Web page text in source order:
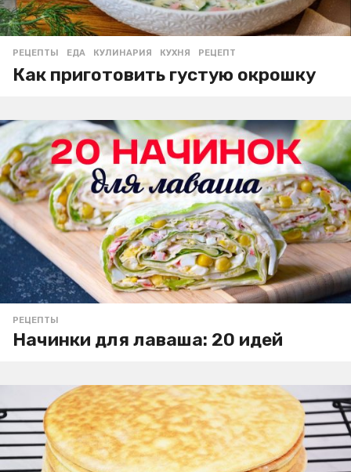
РЕЦЕПТЫ ЕДА ,КУЛИНАРИЯ ,КУХНЯ ,РЕЦЕПТ
Как приготовить густую окрошку
РЕЦЕПТЫ
Начинки для лаваша: 20 идей